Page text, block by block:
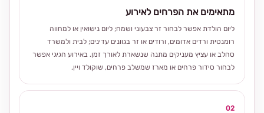
מתאימים את הפרחים לאירוע
ליום הולדת אפשר לבחור זר צבעוני ושמח; ליום נישואין או למחווה
רומנטית ורדים אדומים, ורודים או זר בגוונים עדינים; לבית ולמשרד
סחלב או עציץ מעניקים מתנה שנשארת לאורך זמן. באירוע חגיגי אפשר
לבחור סידור פרחים או מארז שמשלב פרחים, שוקולד ויין.
02